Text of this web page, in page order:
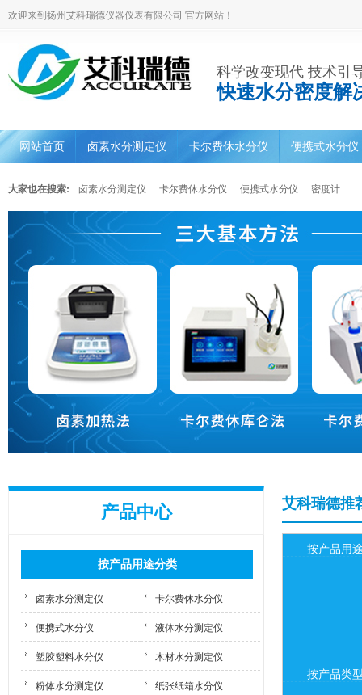
欢迎来到扬州艾科瑞德仪器仪表有限公司 官方网站！
科学改变现代 技术引
快速水分密度解
网站首页 卤素水分测定仪 卡尔费休水分仪 便携式水分仪
大家也在搜索: 卤素水分测定仪 卡尔费休水分仪 便携式水分仪 密度计
产品中心
按产品用途分类
卤素水分测定仪 卡尔费休水分仪
便携式水分仪 液体水分测定仪
塑胶塑料水分仪 木材水分测定仪
粉体水分测定仪 纸张纸箱水分仪
艾科瑞德推
按产品用
按产品类